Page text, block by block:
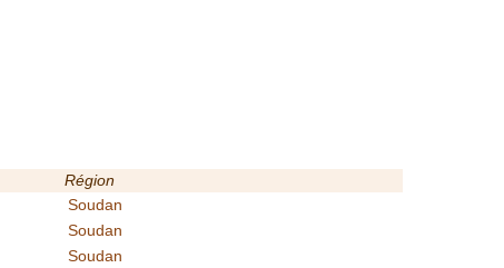
Région
Soudan
Soudan
Soudan